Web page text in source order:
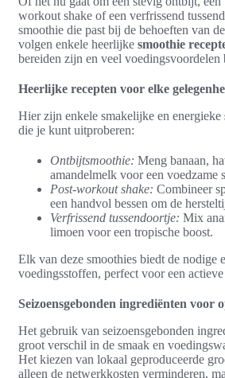
workout shake of een verfrissend
smoothie die past bij de behoeften van
volgen enkele heerlijke smoothie
bereiden zijn en veel voedingsvoordelen
Heerlijke recepten voor elke
Hier zijn enkele smakelijke en energieke
die je kunt uitproberen:
Ontbijtsmoothie: Meng banaan,
amandelmelk voor een voedzame
Post-workout shake: Combineer
een handvol bessen om de
Verfrissend tussendoortje: Mix
limoen voor een tropische boost.
Elk van deze smoothies biedt de nodige
voedingsstoffen, perfect voor een
Seizoensgebonden ingrediënten voor
Het gebruik van seizoensgebonden
groot verschil in de smaak en
Het kiezen van lokaal geproduceerde
alleen de netwerkkosten verminderen,